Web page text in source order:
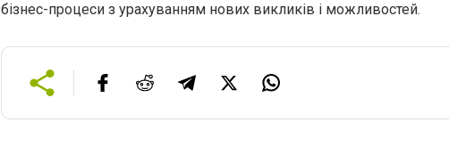
бізнес-процеси з урахуванням нових викликів і можливостей.